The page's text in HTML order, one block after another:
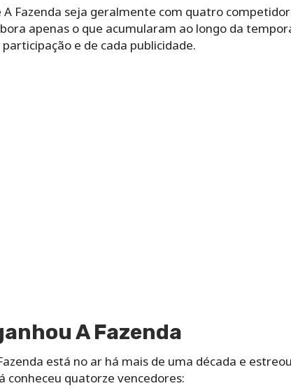
A Fazenda seja geralmente com quatro
apenas o que acumularam ao longo da
e de cada publicidade.
A Fazenda
está no ar há mais de uma década e
conheceu quatorze vencedores: